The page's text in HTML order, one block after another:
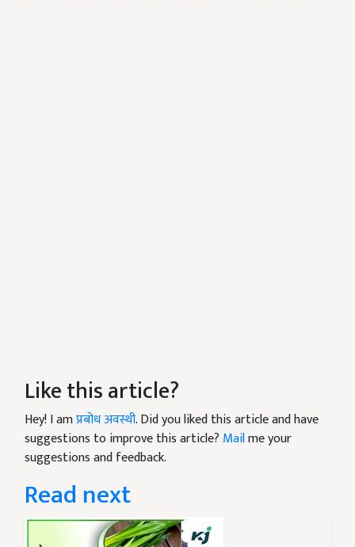
Like this article?
Hey! I amप्रबोध अवस्थी. Did you liked this article and have
suggestions to improve this article? Mailme your
suggestions and feedback.
Read next